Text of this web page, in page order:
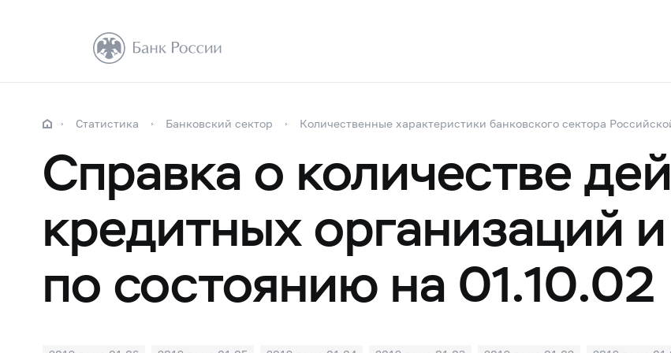
Статистика Банковский сектор Количественные характеристики банковского сектора
Справка о количестве
кредитных организаций
по состоянию на 01.10.02